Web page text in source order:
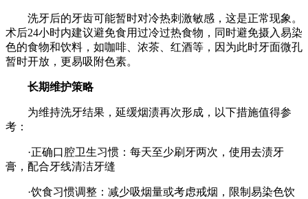
洗牙后的牙齿可能暂时对冷热刺激敏感，这是正常现象。
术后24小时内建议避免食用过冷过热食物，同时避免摄入易染
色的食物和饮料，如咖啡、浓茶、红酒等，因为此时牙面微孔
暂时开放，更易吸附色素。
长期维护策略
为维持洗牙结果，延缓烟渍再次形成，以下措施值得参
考：
·正确口腔卫生习惯：每天至少刷牙两次，使用去渍牙
膏，配合牙线清洁牙缝
·饮食习惯调整：减少吸烟量或考虑戒烟，限制易染色饮